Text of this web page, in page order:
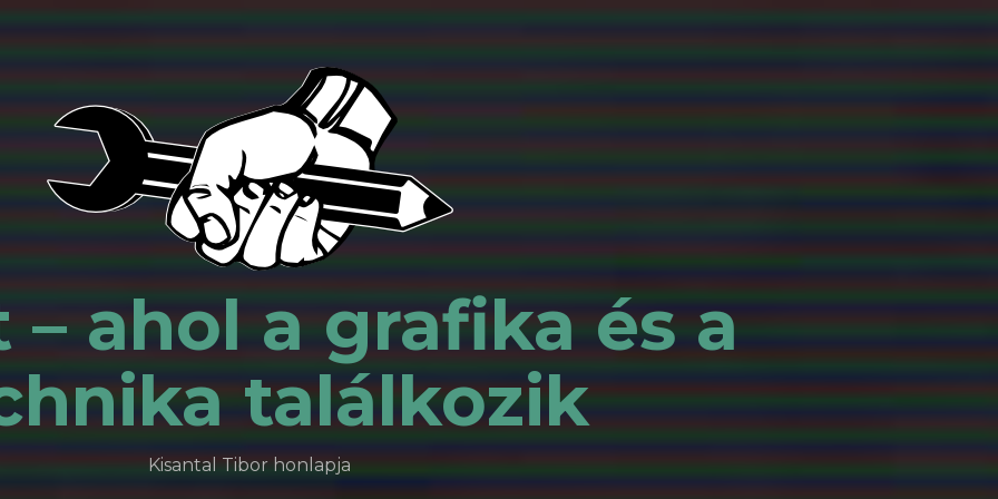
– ahol a grafika és a
találkozik
Kisantal Tibor honlapja